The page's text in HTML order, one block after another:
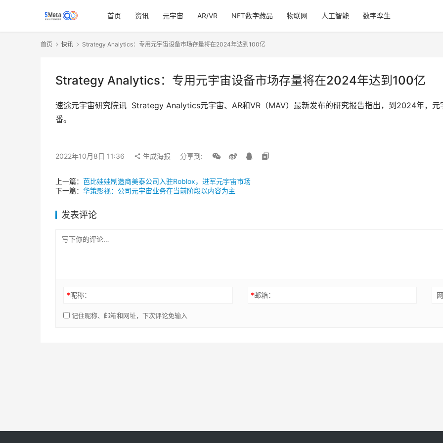
首页 资讯 元宇宙 AR/VR NFT数字藏品 物联网 人工智能 数字孪生
首页 快讯 Strategy Analytics：专用元宇宙设备市场存量将在2024年达到100亿
Strategy Analytics：专用元宇宙设备市场存量将在2024年达到100亿
速途元宇宙研究院讯  Strategy Analytics元宇宙、AR和VR（MAV）最新发布的研究报告指出，到2024年，
番。
2022年10月8日 11:36 生成海报 分享到:
上一篇： 芭比娃娃制造商美泰公司入驻Roblox，进军元宇宙市场
下一篇： 华策影视：公司元宇宙业务在当前阶段以内容为主
发表评论
*昵称： *邮箱：
记住昵称、邮箱和网址，下次评论免输入